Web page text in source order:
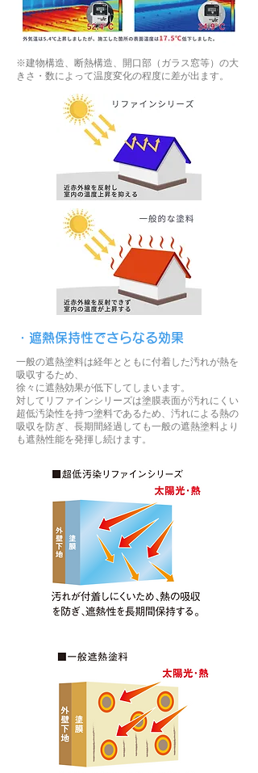
※建物構造、断熱構造、開口部（ガラス窓等）の大
きさ・数によって温度変化の程度に差が出ます。
・遮熱保持性でさらなる効果
一般の遮熱塗料は経年とともに付着した汚れが熱を
吸収するため、
徐々に遮熱効果が低下してしまいます。
対してリファインシリーズは塗膜表面が汚れにくい
超低汚染性を持つ塗料であるため、汚れによる熱の
吸収を防ぎ、長期間経過しても一般の遮熱塗料より
も遮熱性能を発揮し続けます。